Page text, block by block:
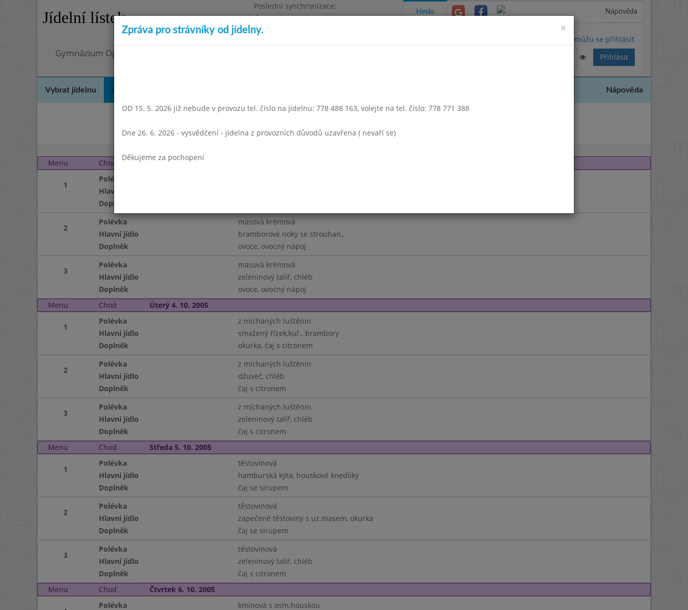
Jídelní lístek
Poslední synchronizace:
Úterý 4.8.2026 12:59
Omezení objednávek
Gymnázium Opatov, Praha 4, Konstantinova 1500
Heslo Nápověda
Nemůžu se přihlásit
Vybrat jídelnu Jídelní lístek Nápověda
Menu
Chod Pondělí 3. 10. 2005
1
Polévka
Hlavní jídlo
Doplněk
2
Polévka
masová krémová
Hlavní jídlo
bramborové noky se strouhan.,
Doplněk
ovoce, ovocný nápoj
3
Polévka
masová krémová
Hlavní jídlo
zeleninový talíř, chléb
Doplněk
ovoce, ovocný nápoj
Menu
Chod Úterý 4. 10. 2005
1
Polévka
z míchaných luštěnin
Hlavní jídlo
smažený řízek,kuř., brambory
Doplněk
okurka, čaj s citronem
2
Polévka
z míchaných luštěnin
Hlavní jídlo
džuveč, chléb
Doplněk
čaj s citronem
3
Polévka
z míchaných luštěnin
Hlavní jídlo
zeleninový talíř, chléb
Doplněk
čaj s citronem
Menu
Chod Středa 5. 10. 2005
1
Polévka
těstovinová
Hlavní jídlo
hamburská kýta, houskové knedlíky
Doplněk
čaj se sirupem
2
Polévka
těstovinová
Hlavní jídlo
zapečené těstoviny s uz.masem, okurka
Doplněk
čaj se sirupem
3
Polévka
těstovinová
Hlavní jídlo
zeleninový talíř, chléb
Doplněk
čaj s citronem
Menu
Chod Čtvrtek 6. 10. 2005
Polévka
kmínová s osm.houskou
×
Zpráva pro strávníky od jídelny.
OD 15. 5. 2026 již nebude v provozu tel. číslo na jídelnu: 778 488 163, volejte na tel. číslo: 778 771 388
Dne 26. 6. 2026 - vysvědčení - jídelna z provozních důvodů uzavřena ( nevaří se)
Děkujeme za pochopení